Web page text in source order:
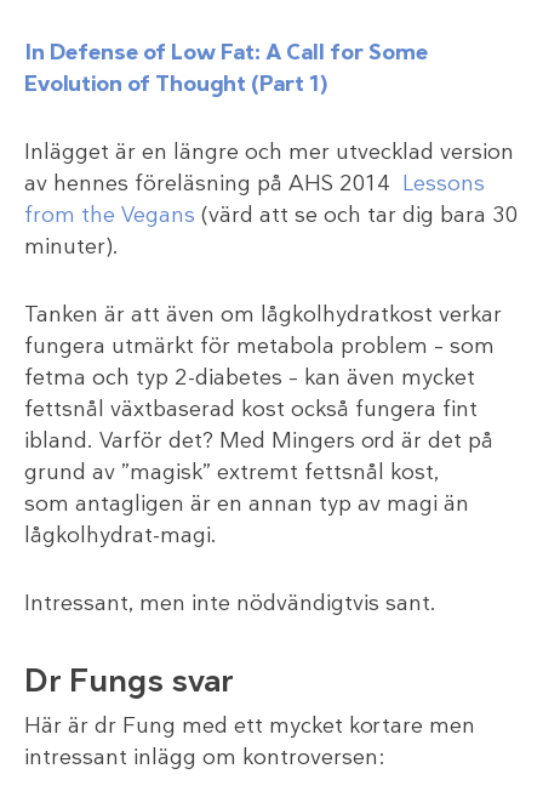
In Defense of Low Fat: A Call for Some
Evolution of Thought (Part 1)
Inlägget är en längre och mer utvecklad version
av hennes föreläsning på AHS 2014 Lessons
from the Vegans (värd att se och tar dig bara 30
minuter).
Tanken är att även om lågkolhydratkost verkar
fungera utmärkt för metabola problem – som
fetma och typ 2-diabetes – kan även mycket
fettsnål växtbaserad kost också fungera fint
ibland. Varför det? Med Mingers ord är det på
grund av ”magisk” extremt fettsnål kost,
som antagligen är en annan typ av magi än
lågkolhydrat-magi.
Intressant, men inte nödvändigtvis sant.
Dr Fungs svar
Här är dr Fung med ett mycket kortare men
intressant inlägg om kontroversen: